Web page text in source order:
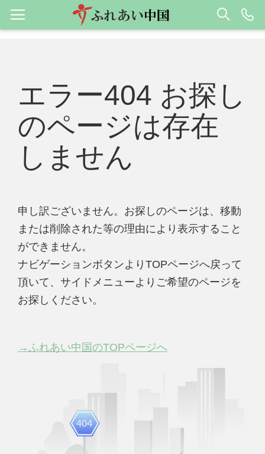
エラー404 お探し
のページは存在
しません
申し訳ございません。お探しのページは、移動
または削除された等の理由により表示すること
ができません。
ナビゲーションボタンよりTOPページへ戻って
頂いて、サイドメニューよりご希望のページを
お探しください。
→ふれあい中国のTOPページへ